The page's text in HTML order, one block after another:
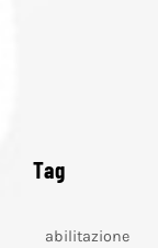
Tag
abilitazione